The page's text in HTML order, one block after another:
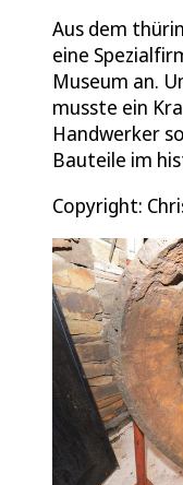
Aus dem
eine
Museum an.
musste ein
Handwerker
Bauteile im
Copyright: